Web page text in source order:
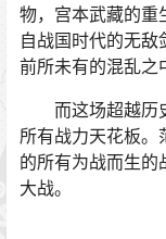
物，宫本武藏的重
自战国时代的无
前所未有的混乱之
而这场超越历史
所有战力天花板。
的所有为战而生的
大战。